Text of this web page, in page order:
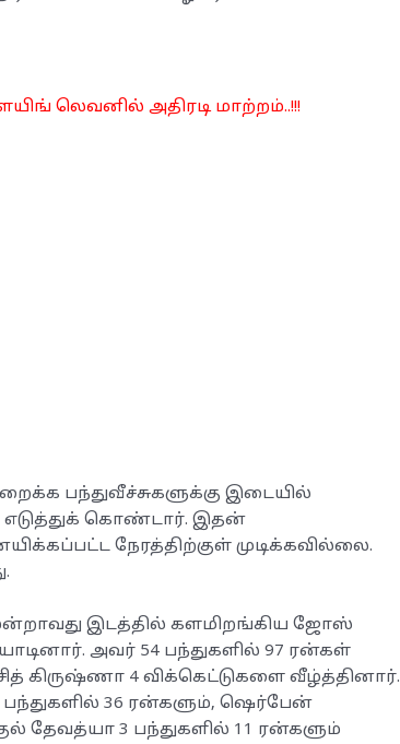
லெவனில் அதிரடி மாற்றம்..!!!
பந்துவீச்சுகளுக்கு இடையில்
கொண்டார். இதன்
நேரத்திற்குள் முடிக்கவில்லை.
இடத்தில் களமிறங்கிய ஜோஸ்
அவர் 54 பந்துகளில் 97 ரன்கள்
கிருஷ்ணா 4 விக்கெட்டுகளை வீழ்த்தினார்.
36 ரன்களும், ஷெர்பேன்
தேவத்யா 3 பந்துகளில் 11 ரன்களும்